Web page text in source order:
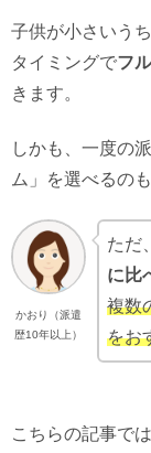
子供が小さいう
タイミングでフ
きます。
しかも、一度の
ム」を選べるの
かおり（派遣
歴10年以上）
ただ
に比
複数
をお
こちらの記事で